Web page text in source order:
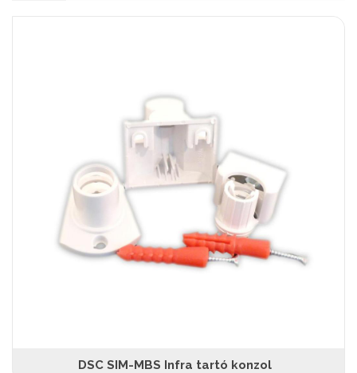
DSC SIM-MBS Infra tartó konzol